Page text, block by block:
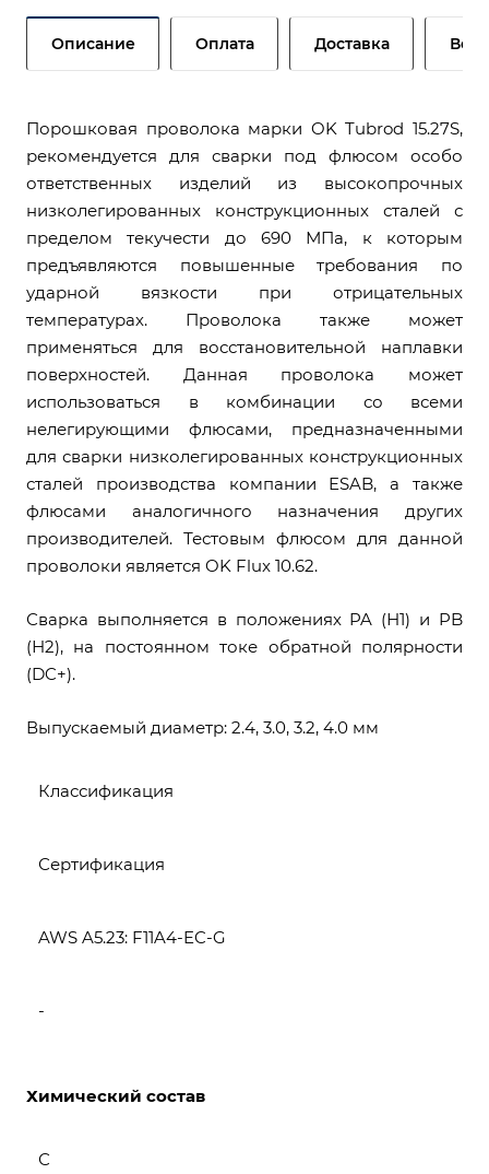
Описание Оплата Доставка
Порошковая проволока марки OK Tubrod 15.27S,
рекомендуется для сварки под флюсом особо
ответственных изделий из высокопрочных
низколегированных конструкционных сталей с
пределом текучести до 690 МПа, к которым
предъявляются повышенные требования по
ударной вязкости при отрицательных
температурах. Проволока также может
применяться для восстановительной наплавки
поверхностей. Данная проволока может
использоваться в комбинации со всеми
нелегирующими флюсами, предназначенными
для сварки низколегированных конструкционных
сталей производства компании ESAB, а также
флюсами аналогичного назначения других
производителей. Тестовым флюсом для данной
проволоки является OK Flux 10.62.
Сварка выполняется в положениях PA (Н1) и PB
(Н2), на постоянном токе обратной полярности
(DC+).
Выпускаемый диаметр: 2.4, 3.0, 3.2, 4.0 мм
Классификация
Сертификация
AWS A5.23: F11A4-EC-G
-
Химический состав
С